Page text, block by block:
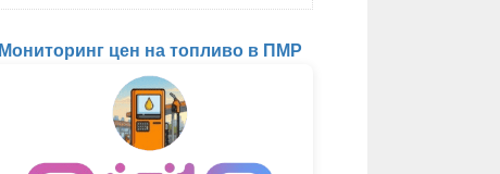
Мониторинг цен на топливо в ПМР